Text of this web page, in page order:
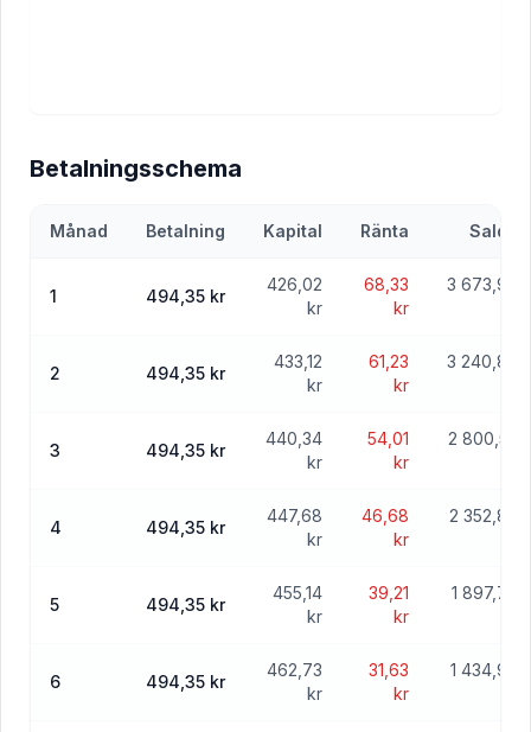
Betalningsschema
Månad Betalning Kapital Ränta Saldo
1 494,35 kr
426,02
kr
68,33
kr
3 673,98
2 494,35 kr
433,12
kr
61,23
kr
3 240,86
3 494,35 kr
440,34
kr
54,01
kr
2 800,52
4 494,35 kr
447,68
kr
46,68
kr
2 352,84
5 494,35 kr
455,14
kr
39,21
kr
1 897,70
6 494,35 kr
462,73
kr
31,63
kr
1 434,97